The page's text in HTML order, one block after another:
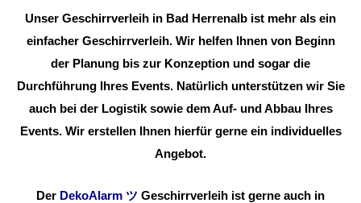
Unser Geschirrverleih in Bad Herrenalb ist mehr als ein
einfacher Geschirrverleih. Wir helfen Ihnen von Beginn
der Planung bis zur Konzeption und sogar die
Durchführung Ihres Events. Natürlich unterstützen wir Sie
auch bei der Logistik sowie dem Auf- und Abbau Ihres
Events. Wir erstellen Ihnen hierfür gerne ein individuelles
Angebot.
Der DekoAlarm ツ Geschirrverleih ist gerne auch in